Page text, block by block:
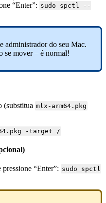
“Enter”: sudo spctl --
administrador do seu Mac.
se mover – é normal!
(substitua mlx-arm64.pkg
-target /
“Enter”: sudo spctl